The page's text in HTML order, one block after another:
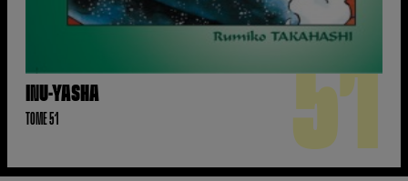
INU-YASHA
TOME 51 51